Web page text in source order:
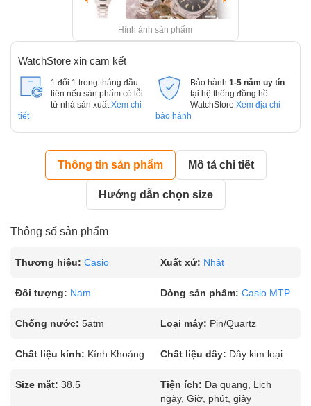
Hình ảnh sản phẩm
WatchStore xin cam kết
1 đổi 1 trong tháng đầu
tiên nếu sản phẩm có lỗi
từ nhà sản xuất. Xem chi
tiết
Bảo hành 1-5 năm uy tín
tại hệ thống đồng hồ
WatchStore Xem địa chỉ
bảo hành
Thông tin sản phẩm Mô tả chi tiết
Hướng dẫn chọn size
Thông số sản phẩm
Thương hiệu: Casio Xuất xứ: Nhật
Đối tượng: Nam Dòng sản phẩm: Casio MTP
Chống nước: 5atm Loại máy: Pin/Quartz
Chất liệu kính: Kính Khoáng Chất liệu dây: Dây kim loại
Size mặt: 38.5 Tiện ích: Dạ quang, Lịch
ngày, Giờ, phút, giây